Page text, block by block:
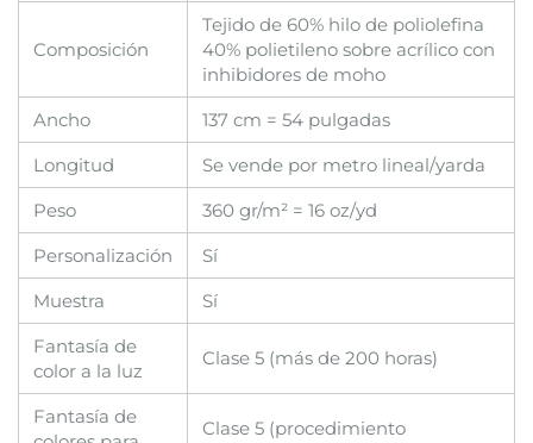
Composición
Tejido de 60% hilo de poliolefina
40% polietileno sobre acrílico con
inhibidores de moho
Ancho
137 cm = 54 pulgadas
Longitud
Se vende por metro lineal/yarda
Peso
360 gr/m² = 16 oz/yd
Personalización
Sí
Muestra
Sí
Fantasía de
color a la luz
Clase 5 (más de 200 horas)
Fantasía de
Clase 5 (procedimiento